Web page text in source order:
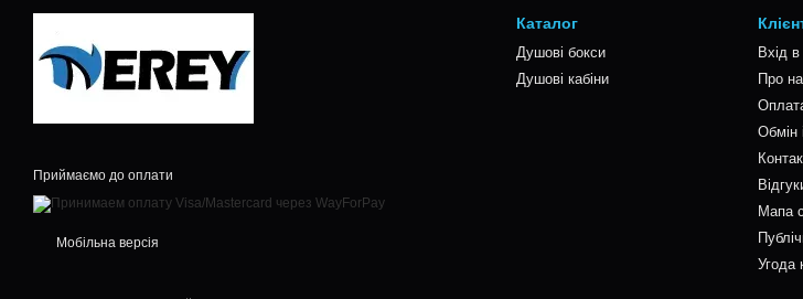
Приймаємо до оплати
Мобільна версія
Каталог
Душові бокси
Душові кабіни
Вхід
Про
Обмін
Мапа
Угода